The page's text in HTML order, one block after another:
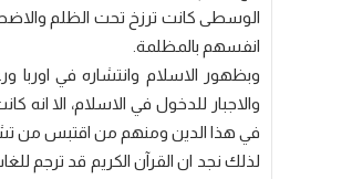
الوسطى كانت ترزخ تحت الظلم
انفسهم بالمظلمة.
وبظهور الاسلام وانتشاره في
والاجبار للدخول في الاسلام، الا
في هذا الدين ومنهم من اقتبس من
لذلك نجد ان القرآن الكريم قد ترجم